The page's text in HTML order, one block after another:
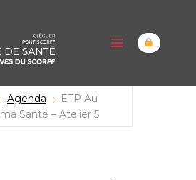
Agenda
ETP Au
Santé – Atelier 5